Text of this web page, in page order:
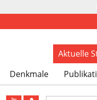
Aktuelle
Denkmale